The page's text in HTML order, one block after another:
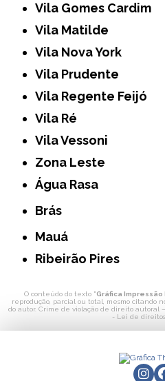
Vila Gomes Cardim
Vila Matilde
Vila Nova York
Vila Prudente
Vila Regente Feijó
Vila Ré
Vila Vessoni
Zona Leste
Água Rasa
Brás
Mauá
Ribeirão Pires
O conteúdo do texto "Gráfica Impressão
reprodução, parcial ou total, mesmo citando
do autor. Crime de violação de direito autoral
- Lei de